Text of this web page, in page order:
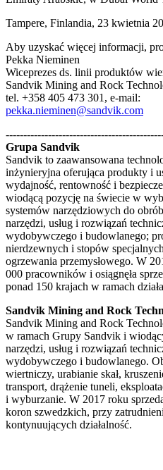
Tampere, Finlandia, 23 kwietnia
Aby uzyskać więcej informacji,
Pekka Nieminen
Wiceprezes ds. linii produktów
Sandvik Mining and Rock
tel. +358 405 473 301, e-mail:
pekka.nieminen@sandvik.com
Grupa Sandvik
Sandvik to zaawansowana
inżynieryjna oferująca produkty i
wydajność, rentowność i
wiodącą pozycję na świecie w
systemów narzędziowych do
narzędzi, usług i rozwiązań
wydobywczego i budowlanego;
nierdzewnych i stopów
ogrzewania przemysłowego. W
000 pracowników i osiągnęła
ponad 150 krajach w ramach
Sandvik Mining and Rock
Sandvik Mining and Rock
w ramach Grupy Sandvik i
narzędzi, usług i rozwiązań
wydobywczego i budowlanego.
wiertniczy, urabianie skał,
transport, drążenie tuneli,
i wyburzanie. W 2017 roku
koron szwedzkich, przy
kontynuujących działalność.